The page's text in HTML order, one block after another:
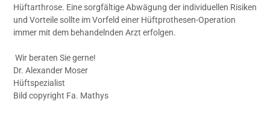
Hüftarthrose. Eine sorgfältige Abwägung der individuellen Risiken
und Vorteile sollte im Vorfeld einer Hüftprothesen-Operation
immer mit dem behandelnden Arzt erfolgen.
Wir beraten Sie gerne!
Dr. Alexander Moser
Hüftspezialist
Bild copyright Fa. Mathys